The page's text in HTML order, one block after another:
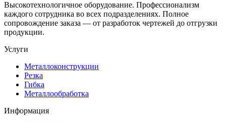
Высокотехнологичное оборудование. Профессионализм
каждого сотрудника во всех подразделениях. Полное
сопровождение заказа — от разработок чертежей до отгрузки
продукции.
Услуги
Металлоконструкции
Резка
Гибка
Металлообработка
Информация